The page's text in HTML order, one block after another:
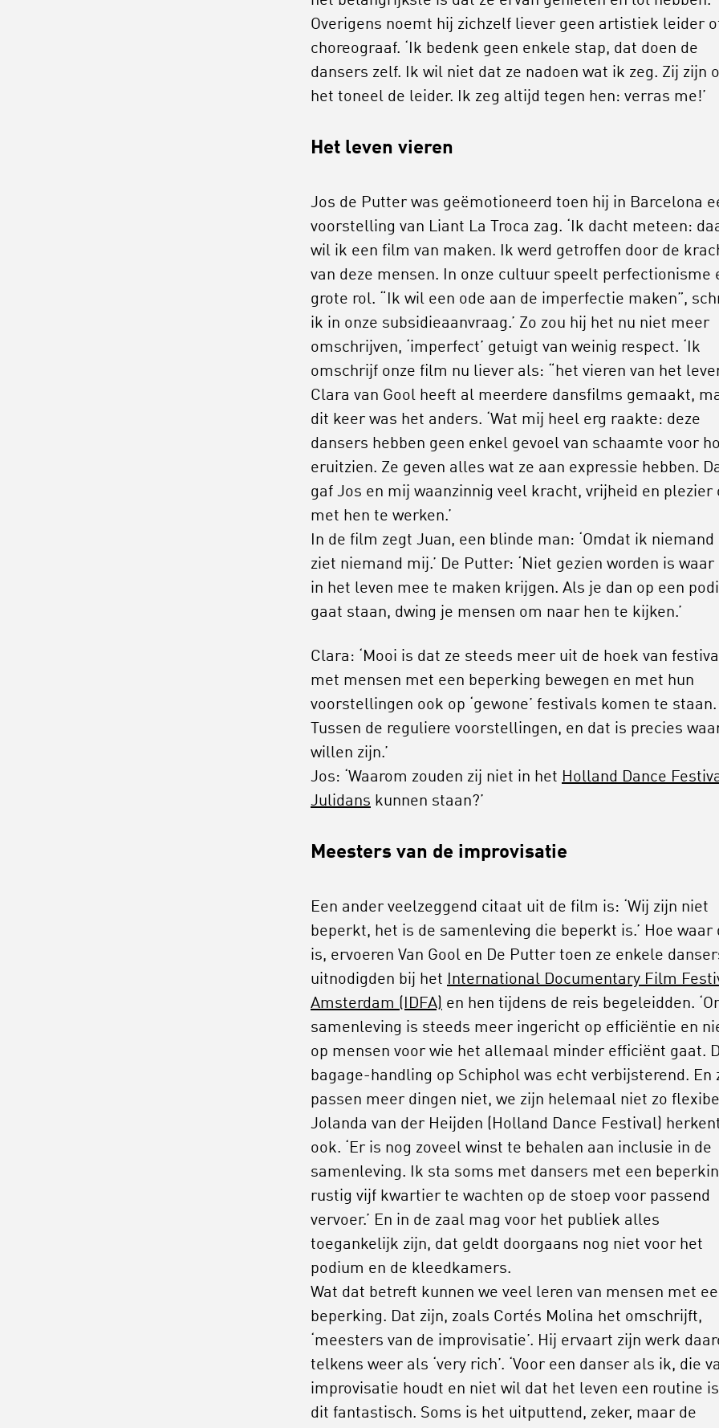
Overigens noemt hij zichzelf liever geen artistiek leider
choreograaf. ‘Ik bedenk geen enkele stap, dat doen de
dansers zelf. Ik wil niet dat ze nadoen wat ik zeg. Zij zijn
het toneel de leider. Ik zeg altijd tegen hen: verras me!’
Het leven vieren
Jos de Putter was geëmotioneerd toen hij in Barcelona
voorstelling van Liant La Troca zag. ‘Ik dacht meteen:
wil ik een film van maken. Ik werd getroffen door de
van deze mensen. In onze cultuur speelt perfectionisme
grote rol. “Ik wil een ode aan de imperfectie maken”,
ik in onze subsidieaanvraag.’ Zo zou hij het nu niet meer
omschrijven, ‘imperfect’ getuigt van weinig respect. ‘Ik
omschrijf onze film nu liever als: “het vieren van het
Clara van Gool heeft al meerdere dansfilms gemaakt,
dit keer was het anders. ‘Wat mij heel erg raakte: deze
dansers hebben geen enkel gevoel van schaamte voor
eruitzien. Ze geven alles wat ze aan expressie hebben.
gaf Jos en mij waanzinnig veel kracht, vrijheid en plezier
met hen te werken.’
In de film zegt Juan, een blinde man: ‘Omdat ik niemand
ziet niemand mij.’ De Putter: ‘Niet gezien worden is waar
in het leven mee te maken krijgen. Als je dan op een
gaat staan, dwing je mensen om naar hen te kijken.’
Clara: ‘Mooi is dat ze steeds meer uit de hoek van
met mensen met een beperking bewegen en met hun
voorstellingen ook op ‘gewone’ festivals komen te staan.
Tussen de reguliere voorstellingen, en dat is precies
willen zijn.’
Jos: ‘Waarom zouden zij niet in het Holland Dance
Julidans kunnen staan?’
Meesters van de improvisatie
Een ander veelzeggend citaat uit de film is: ‘Wij zijn niet
beperkt, het is de samenleving die beperkt is.’ Hoe waar
is, ervoeren Van Gool en De Putter toen ze enkele
uitnodigden bij het International Documentary Film
Amsterdam (IDFA) en hen tijdens de reis begeleidden.
samenleving is steeds meer ingericht op efficiëntie en
op mensen voor wie het allemaal minder efficiënt gaat.
bagage-handling op Schiphol was echt verbijsterend. En
passen meer dingen niet, we zijn helemaal niet zo
Jolanda van der Heijden (Holland Dance Festival)
ook. ‘Er is nog zoveel winst te behalen aan inclusie in de
samenleving. Ik sta soms met dansers met een
rustig vijf kwartier te wachten op de stoep voor passend
vervoer.’ En in de zaal mag voor het publiek alles
toegankelijk zijn, dat geldt doorgaans nog niet voor het
podium en de kleedkamers.
Wat dat betreft kunnen we veel leren van mensen met
beperking. Dat zijn, zoals Cortés Molina het omschrijft,
‘meesters van de improvisatie’. Hij ervaart zijn werk
telkens weer als ‘very rich’. ‘Voor een danser als ik, die
improvisatie houdt en niet wil dat het leven een routine
dit fantastisch. Soms is het uitputtend, zeker, maar de